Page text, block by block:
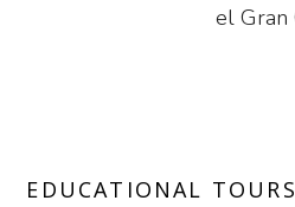
el Gran
EDUCATIONAL TOURS